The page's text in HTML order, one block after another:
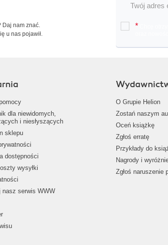
Daj nam znać.
u nas pojawił.
*
dla niewidomych,
i niesłyszących
sklepu
dostępności
wysyłki
nasz serwis WWW
O Grupie Helion
Zostań naszym
Oceń książkę
Zgłoś erratę
Przykłady do
Nagrody i
Zgłoś naruszenie